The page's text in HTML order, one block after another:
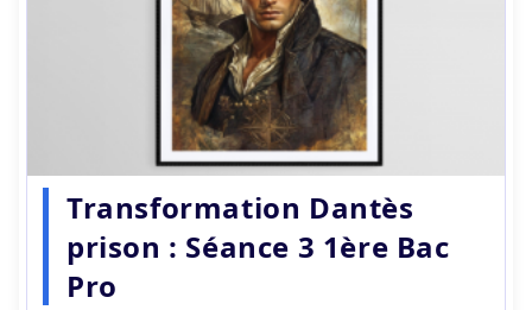
Transformation Dantès
prison : Séance 3 1ère Bac
Pro